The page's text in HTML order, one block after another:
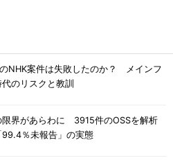
NHK案件は失敗したのか？ メインフ
のリスクと教訓
限界があらわに 3915件のOSSを解析
99.4％未報告」の実態